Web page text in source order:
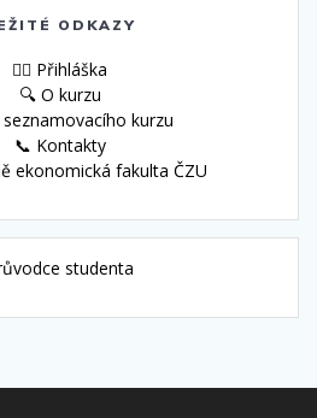
ODKAZY
🙋‍♀️ Přihláška
🔍 O kurzu
seznamovacího kurzu
📞 Kontakty
ekonomická fakulta ČZU
studenta